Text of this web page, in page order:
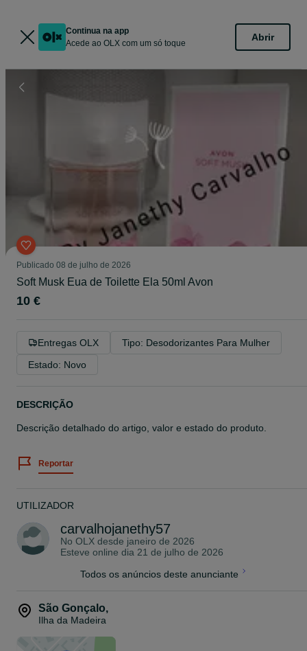
Continua na app
Acede ao OLX com um só toque
Abrir
Publicado 08 de julho de 2026
Soft Musk Eua de Toilette Ela 50ml Avon
10 €
Entregas OLX
Tipo: Desodorizantes Para Mulher
Estado: Novo
DESCRIÇÃO
Descrição detalhado do artigo, valor e estado do produto.
Reportar
UTILIZADOR
carvalhojanethy57
No OLX desde janeiro de 2026
Esteve online dia 21 de julho de 2026
Todos os anúncios deste anunciante
São Gonçalo,
Ilha da Madeira